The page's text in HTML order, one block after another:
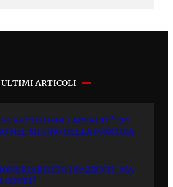
ULTIMI ARTICOLI
DEGLI APPALTI”: 70
NEL MIRINO DELLA PROCURA.
RIABILITA I PAZIENTI, MA
CONTI?